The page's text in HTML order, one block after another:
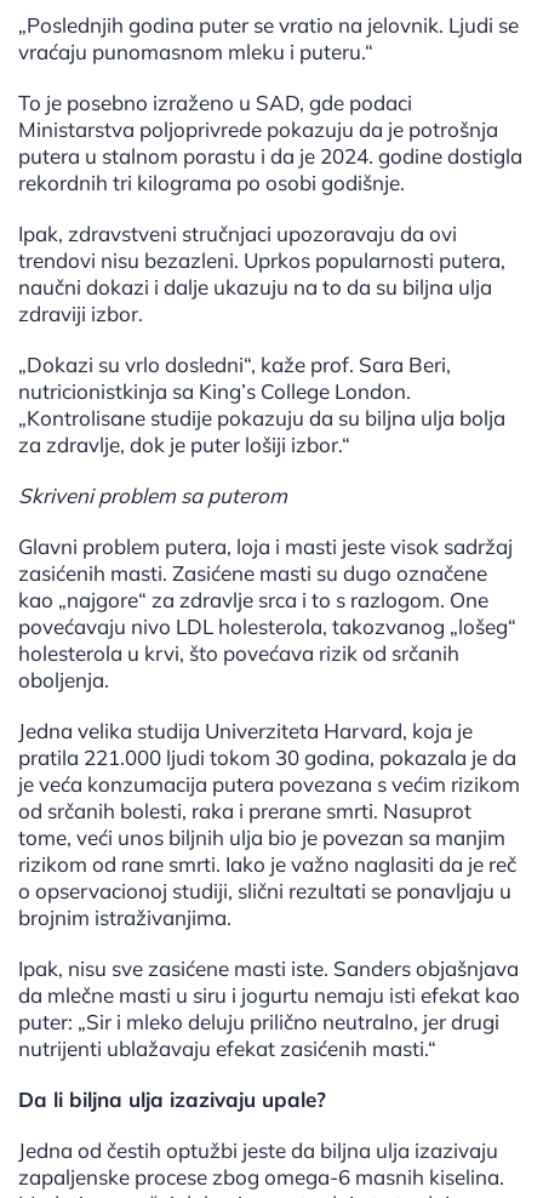
„Poslednjih godina puter se vratio na jelovnik. Ljudi se
vraćaju punomasnom mleku i puteru.“
To je posebno izraženo u SAD, gde podaci
Ministarstva poljoprivrede pokazuju da je potrošnja
putera u stalnom porastu i da je 2024. godine dostigla
rekordnih tri kilograma po osobi godišnje.
Ipak, zdravstveni stručnjaci upozoravaju da ovi
trendovi nisu bezazleni. Uprkos popularnosti putera,
naučni dokazi i dalje ukazuju na to da su biljna ulja
zdraviji izbor.
„Dokazi su vrlo dosledni“, kaže prof. Sara Beri,
nutricionistkinja sa King’s College London.
„Kontrolisane studije pokazuju da su biljna ulja bolja
za zdravlje, dok je puter lošiji izbor.“
Skriveni problem sa puterom
Glavni problem putera, loja i masti jeste visok sadržaj
zasićenih masti. Zasićene masti su dugo označene
kao „najgore“ za zdravlje srca i to s razlogom. One
povećavaju nivo LDL holesterola, takozvanog „lošeg“
holesterola u krvi, što povećava rizik od srčanih
oboljenja.
Jedna velika studija Univerziteta Harvard, koja je
pratila 221.000 ljudi tokom 30 godina, pokazala je da
je veća konzumacija putera povezana s većim rizikom
od srčanih bolesti, raka i prerane smrti. Nasuprot
tome, veći unos biljnih ulja bio je povezan sa manjim
rizikom od rane smrti. Iako je važno naglasiti da je reč
o opservacionoj studiji, slični rezultati se ponavljaju u
brojnim istraživanjima.
Ipak, nisu sve zasićene masti iste. Sanders objašnjava
da mlečne masti u siru i jogurtu nemaju isti efekat kao
puter: „Sir i mleko deluju prilično neutralno, jer drugi
nutrijenti ublažavaju efekat zasićenih masti.“
Da li biljna ulja izazivaju upale?
Jedna od čestih optužbi jeste da biljna ulja izazivaju
zapaljenske procese zbog omega-6 masnih kiselina.